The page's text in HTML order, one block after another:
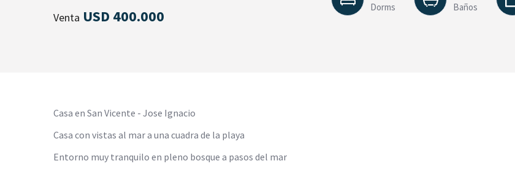
Venta USD 400.000
Dorms
Baños
Casa en San Vicente - Jose Ignacio
Casa con vistas al mar a una cuadra de la playa
Entorno muy tranquilo en pleno bosque a pasos del mar